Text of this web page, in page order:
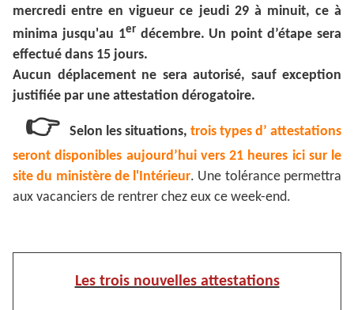
mercredi entre en vigueur ce jeudi 29 à minuit, ce à
minima jusqu'au 1er décembre. Un point d’étape sera
effectué dans 15 jours.
Aucun déplacement ne sera autorisé, sauf exception
justifiée par une attestation dérogatoire.
👉 Selon les situations, trois types d’ attestations
seront disponibles aujourd’hui vers 21 heures ici sur le
site du ministère de l'Intérieur. Une tolérance permettra
aux vacanciers de rentrer chez eux ce week-end.
Les trois nouvelles attestations